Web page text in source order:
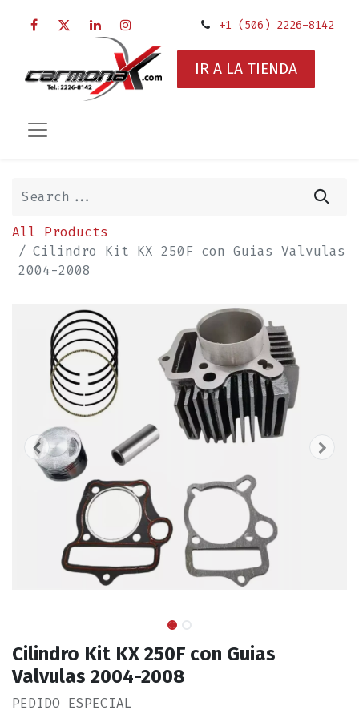
+1 (506) 2226-8142
IR A LA TIENDA
All Products
Cilindro Kit KX 250F con Guias Valvulas
2004-2008
Cilindro Kit KX 250F con Guias
Valvulas 2004-2008
PEDIDO ESPECIAL